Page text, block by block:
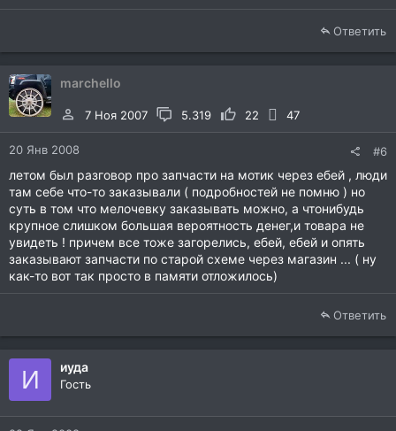
Ответить
marchello
7 Ноя 2007 5.319 22 47
20 Янв 2008 #6
летом был разговор про запчасти на мотик через ебей , люди
там себе что-то заказывали ( подробностей не помню ) но
суть в том что мелочевку заказывать можно, а чтонибудь
крупное слишком большая вероятность денег,и товара не
увидеть ! причем все тоже загорелись, ебей, ебей и опять
заказывают запчасти по старой схеме через магазин ... ( ну
как-то вот так просто в памяти отложилось)
Ответить
И иуда
Гость